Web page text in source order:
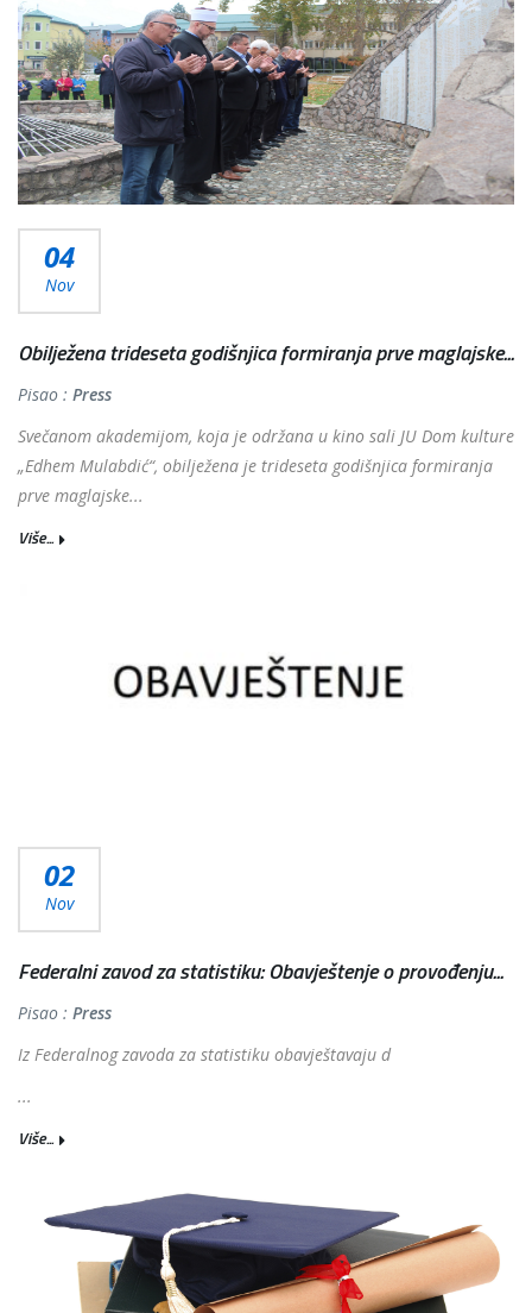
04
Nov
Obilježena trideseta godišnjica formiranja prve maglajske...
Pisao : Press
Svečanom akademijom, koja je održana u kino sali JU Dom kulture
„Edhem Mulabdić“, obilježena je trideseta godišnjica formiranja
prve maglajske...
Više...
02
Nov
Federalni zavod za statistiku: Obavještenje o provođenju...
Pisao : Press
Iz Federalnog zavoda za statistiku obavještavaju d
...
Više...